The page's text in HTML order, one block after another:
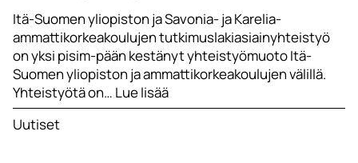
Itä-Suomen yliopiston ja Savonia- ja Karelia-
ammattikorkeakoulujen tutkimuslakiasiainyhteistyö
on yksi pisim-pään kestänyt yhteistyömuoto Itä-
Suomen yliopiston ja ammattikorkeakoulujen välillä.
Yhteistyötä on… Lue lisää
Uutiset